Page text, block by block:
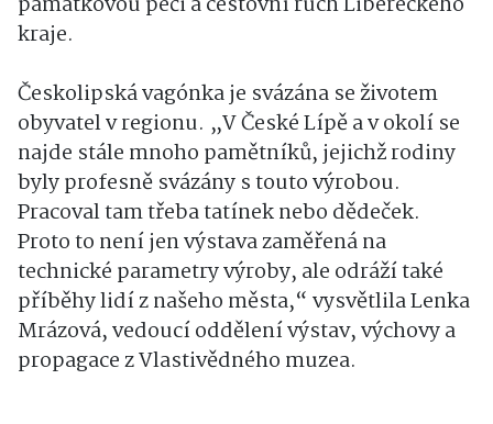
kraje.
Českolipská vagónka je svázána se životem
obyvatel v regionu. „V České Lípě a v okolí se
najde stále mnoho pamětníků, jejichž rodiny
byly profesně svázány s touto výrobou.
Pracoval tam třeba tatínek nebo dědeček.
Proto to není jen výstava zaměřená na
technické parametry výroby, ale odráží také
příběhy lidí z našeho města,“ vysvětlila Lenka
Mrázová, vedoucí oddělení výstav, výchovy a
propagace z Vlastivědného muzea.